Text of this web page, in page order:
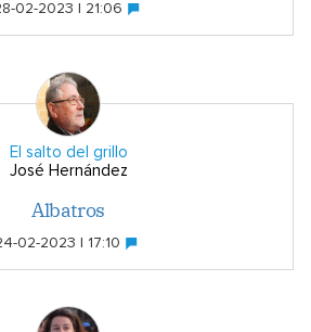
02-2023 | 21:06
El salto del grillo
José Hernández
Albatros
02-2023 | 17:10